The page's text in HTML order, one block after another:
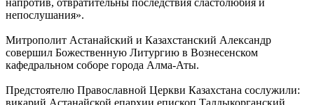
непослушания».
Митрополит Астанайский и Казахстанский Александр
совершил Божественную Литургию в Вознесенском
кафедральном соборе города Алма-Аты.
Предстоятелю Православной Церкви Казахстана сослужили:
викарий Астанайской епархии епископ Талдыкорганский